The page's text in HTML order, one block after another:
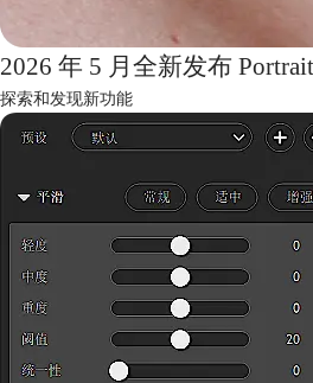
2026 年 5 月全新发布
探索和发现新功能